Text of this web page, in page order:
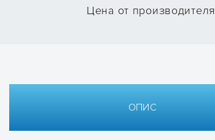
Цена от производителя
ОПИС